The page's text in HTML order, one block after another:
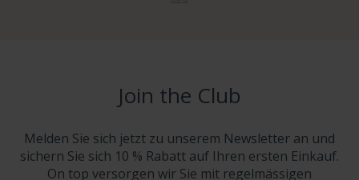
Join the Club
Melden Sie sich jetzt zu unserem Newsletter an und
sichern Sie sich 10 % Rabatt auf Ihren ersten Einkauf.
On top versorgen wir Sie mit regelmässigen